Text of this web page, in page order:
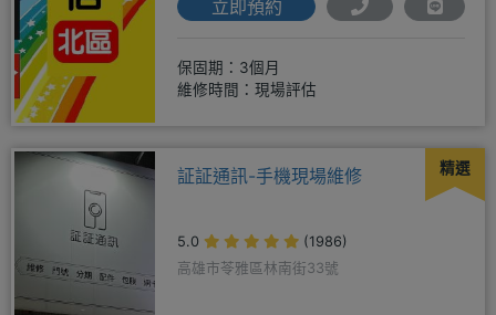
立即預約
保固期：3個月
維修時間：現場評估
精選
証証通訊-手機現場維修
5.0
(1986)
高雄市苓雅區林南街33號